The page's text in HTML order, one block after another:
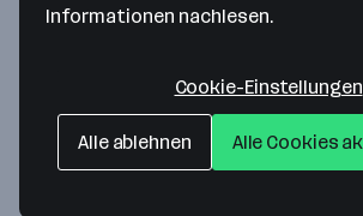
Merken
DGKP | Diplomierte Gesundheits-
Krankenpflegeperson - all
Informationen nachlesen.
Cookie-Einstellungen
Alle ablehnen Alle Cookies